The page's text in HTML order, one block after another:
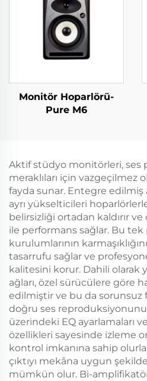
Monitör Hoparlörü-
Pure M6
Aktif stüdyo monitörleri, ses
meraklıları için vazgeçilmez
fayda sunar. Entegre edilmiş
ayrı yükselticileri
belirsizliği ortadan kaldırır
ile performans sağlar. Bu
kurulumlarının
tasarrufu sağlar ve
kalitesini korur. Dahili olarak
ağları, özel sürücülere göre
edilmiştir ve bu da sorunsuz
doğru ses reproduksiyonunu
üzerindeki EQ ayarlamaları
özellikleri sayesinde izleme
kontrol imkanına sahip
çıktıyı mekâna uygun
mümkün olur. Bi-